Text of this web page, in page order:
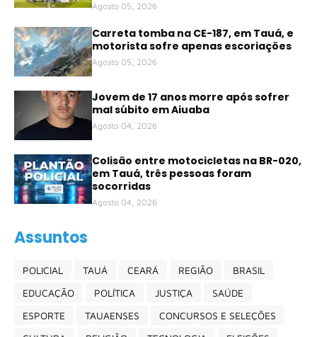
Agosto 05, 2026
Carreta tomba na CE-187, em Tauá, e
motorista sofre apenas escoriações
Agosto 05, 2026
Jovem de 17 anos morre após sofrer
mal súbito em Aiuaba
Agosto 04, 2026
Colisão entre motocicletas na BR-020,
em Tauá, três pessoas foram
socorridas
Agosto 04, 2026
Assuntos
POLICIAL TAUÁ CEARÁ REGIÃO
BRASIL
EDUCAÇÃO
POLÍTICA JUSTIÇA
SAÚDE
ESPORTE
TAUAENSES
CONCURSOS E SELEÇÕES